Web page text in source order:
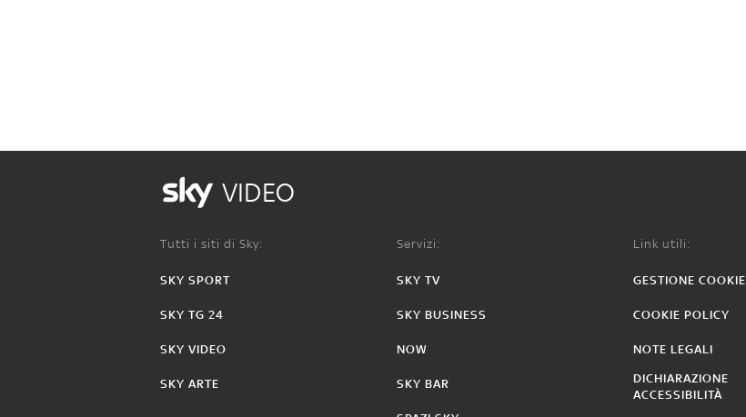
VIDEO
Tutti i siti di Sky:
SKY SPORT
SKY TG 24
SKY VIDEO
SKY ARTE
Servizi:
SKY TV
SKY BUSINESS
NOW
SKY BAR
Link utili:
GESTIONE COOKIE
COOKIE POLICY
NOTE LEGALI
DICHIARAZIONE
ACCESSIBILITÀ